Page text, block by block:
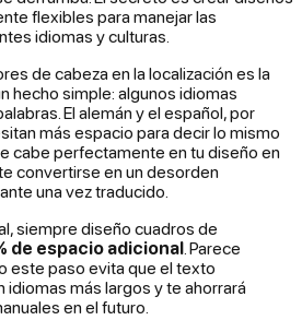
flexibles para manejar las
idiomas y culturas.
de cabeza en la localización es la
hecho simple: algunos idiomas
El alemán y el español, por
más espacio para decir lo mismo
cabe perfectamente en tu diseño en
convertirse en un desorden
una vez traducido.
siempre diseño cuadros de
de espacio adicional . Parece
este paso evita que el texto
idiomas más largos y te ahorrará
en el futuro.